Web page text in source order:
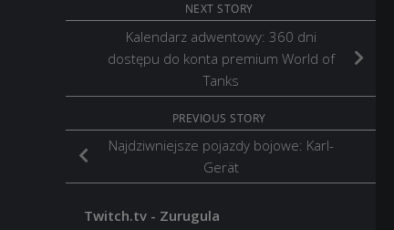
NEXT STORY
Kalendarz adwentowy: 360 dni
dostępu do konta premium World of
Tanks
PREVIOUS STORY
Najdziwniejsze pojazdy bojowe: Karl-
Gerät
Twitch.tv - Zurugula